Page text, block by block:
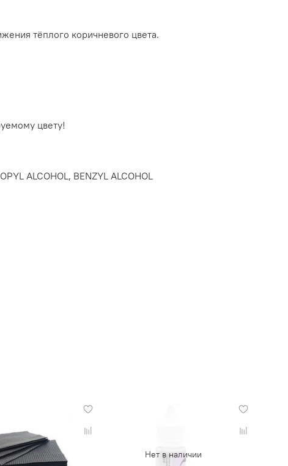
тёплого коричневого цвета.
цвету!
ALCOHOL, BENZYL ALCOHOL
Нет в наличии